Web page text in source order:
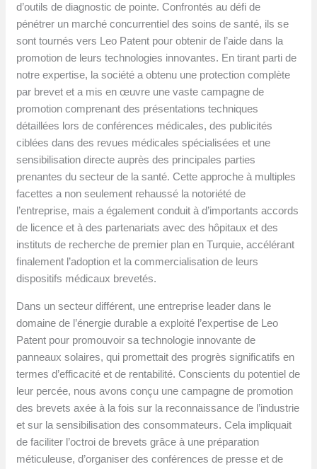
d’outils de diagnostic de pointe. Confrontés au défi de
pénétrer un marché concurrentiel des soins de santé, ils se
sont tournés vers Leo Patent pour obtenir de l’aide dans la
promotion de leurs technologies innovantes. En tirant parti de
notre expertise, la société a obtenu une protection complète
par brevet et a mis en œuvre une vaste campagne de
promotion comprenant des présentations techniques
détaillées lors de conférences médicales, des publicités
ciblées dans des revues médicales spécialisées et une
sensibilisation directe auprès des principales parties
prenantes du secteur de la santé. Cette approche à multiples
facettes a non seulement rehaussé la notoriété de
l’entreprise, mais a également conduit à d’importants accords
de licence et à des partenariats avec des hôpitaux et des
instituts de recherche de premier plan en Turquie, accélérant
finalement l’adoption et la commercialisation de leurs
dispositifs médicaux brevetés.
Dans un secteur différent, une entreprise leader dans le
domaine de l’énergie durable a exploité l’expertise de Leo
Patent pour promouvoir sa technologie innovante de
panneaux solaires, qui promettait des progrès significatifs en
termes d’efficacité et de rentabilité. Conscients du potentiel de
leur percée, nous avons conçu une campagne de promotion
des brevets axée à la fois sur la reconnaissance de l’industrie
et sur la sensibilisation des consommateurs. Cela impliquait
de faciliter l’octroi de brevets grâce à une préparation
méticuleuse, d’organiser des conférences de presse et de